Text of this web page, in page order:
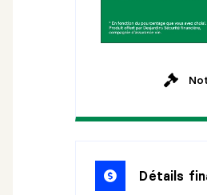
25 ans
Détails